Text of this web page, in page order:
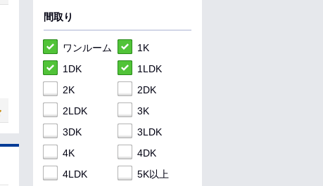
間取り
ワンルーム
1K
1DK
1LDK
2K
2DK
2LDK
3K
3DK
3LDK
4K
4DK
4LDK
5K以上